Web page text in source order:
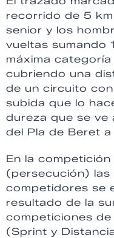
recorrido de 5
senior y los
vueltas sumando
máxima
cubriendo una
de un circuito
subida que lo
dureza que se ve
del Pla de Beret a
En la
(persecución) las
competidores se
resultado de la
competiciones
(Sprint y